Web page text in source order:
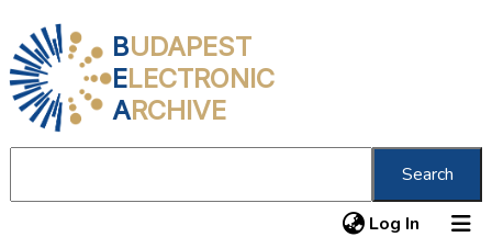
BUDAPEST
ELECTRONIC
ARCHIVE
Search
Log In (current)